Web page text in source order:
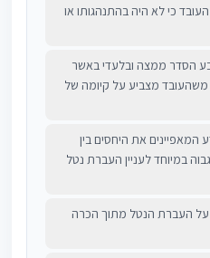
כי לא היה בהתנהגותו או
קובע הסדר ממצה ובלעדי באשר
מצביע על קיומה של
המאפיינים את היחסים בין
במיוחד לעניין העברת נטל
על העברת הנטל מתוך הכרה